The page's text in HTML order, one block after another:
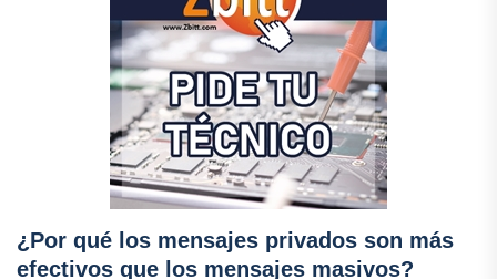
¿Por qué los mensajes privados son más
efectivos que los mensajes masivos?